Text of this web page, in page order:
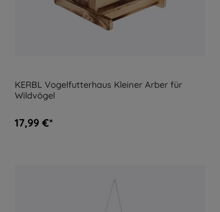
KERBL Vogelfutterhaus Kleiner Arber für
Wildvögel
17,99 €*